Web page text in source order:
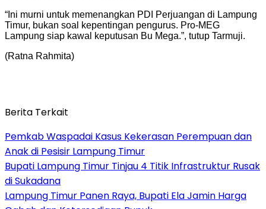
“Ini murni untuk memenangkan PDI Perjuangan di Lampung
Timur, bukan soal kepentingan pengurus. Pro-MEG
Lampung siap kawal keputusan Bu Mega.”, tutup Tarmuji.
(Ratna Rahmita)
Berita Terkait
Pemkab Waspadai Kasus Kekerasan Perempuan dan
Anak di Pesisir Lampung Timur
Bupati Lampung Timur Tinjau 4 Titik Infrastruktur Rusak
di Sukadana
Lampung Timur Panen Raya, Bupati Ela Jamin Harga